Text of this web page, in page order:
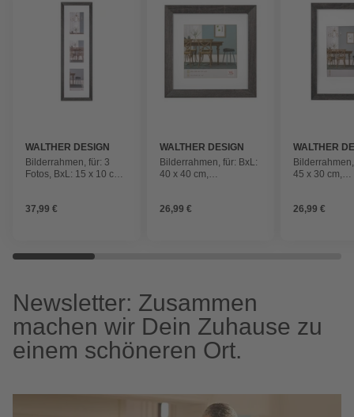
WALTHER DESIGN
Bilderrahmen, für: 3
Fotos, BxL: 15 x 10 cm,
37,99 €
WALTHER DESIGN
Bilderrahmen, für: BxL:
40 x 40 cm,
26,99 €
WALTHER
45 x 30 cm,
26,99 €
Newsletter: Zusammen
machen wir Dein Zuhause zu
einem schöneren Ort.